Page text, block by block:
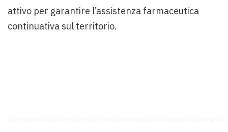
attivo per garantire l’assistenza farmaceutica
continuativa sul territorio.